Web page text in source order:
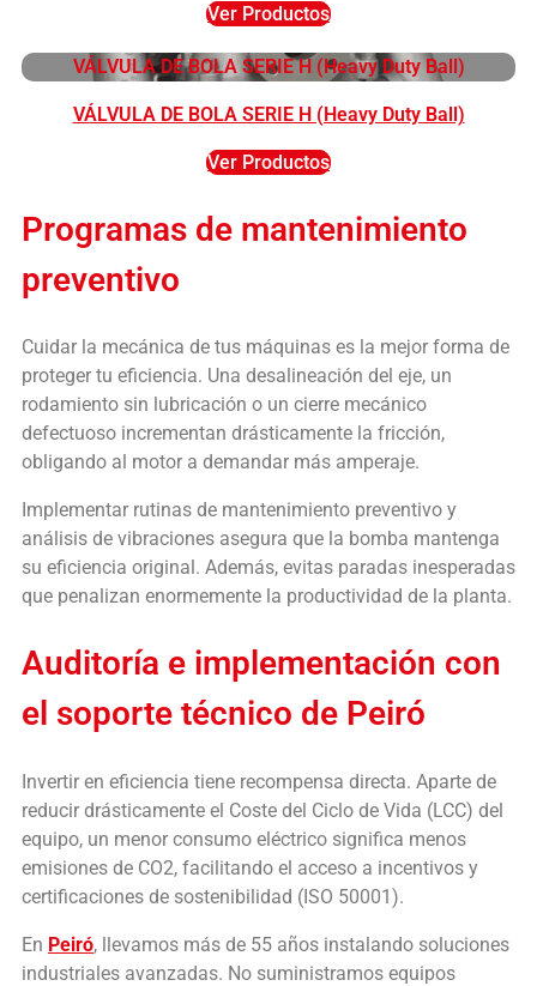
Ver Productos
VÁLVULA DE BOLA SERIE H (Heavy Duty Ball)
VÁLVULA DE BOLA SERIE H (Heavy Duty Ball)
Ver Productos
Programas de mantenimiento
preventivo
Cuidar la mecánica de tus máquinas es la mejor forma de
proteger tu eficiencia. Una desalineación del eje, un
rodamiento sin lubricación o un cierre mecánico
defectuoso incrementan drásticamente la fricción,
obligando al motor a demandar más amperaje.
Implementar rutinas de mantenimiento preventivo y
análisis de vibraciones asegura que la bomba mantenga
su eficiencia original. Además, evitas paradas inesperadas
que penalizan enormemente la productividad de la planta.
Auditoría e implementación con
el soporte técnico de Peiró
Invertir en eficiencia tiene recompensa directa. Aparte de
reducir drásticamente el Coste del Ciclo de Vida (LCC) del
equipo, un menor consumo eléctrico significa menos
emisiones de CO2, facilitando el acceso a incentivos y
certificaciones de sostenibilidad (ISO 50001).
En Peiró, llevamos más de 55 años instalando soluciones
industriales avanzadas. No suministramos equipos